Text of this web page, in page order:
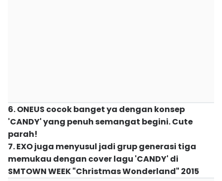
6. ONEUS cocok banget ya dengan konsep
'CANDY' yang penuh semangat begini. Cute
parah!
7. EXO juga menyusul jadi grup generasi tiga
memukau dengan cover lagu 'CANDY' di
SMTOWN WEEK "Christmas Wonderland" 2015